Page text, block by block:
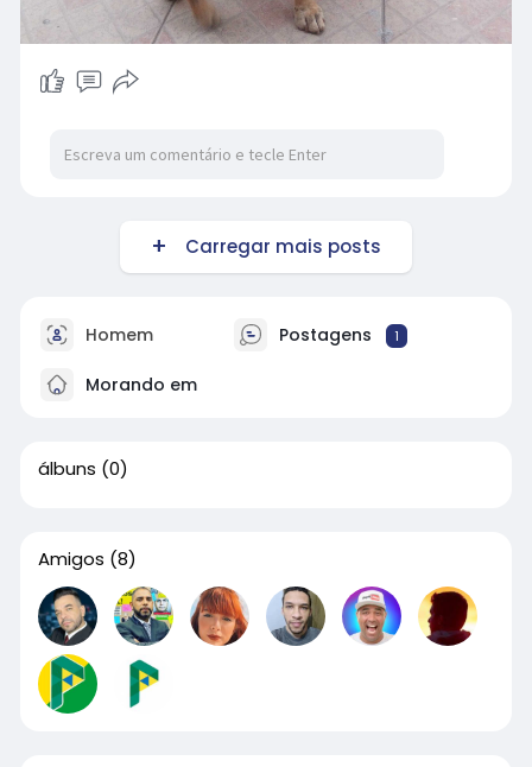
Carregar mais posts
Homem Postagens 1
Morando em
álbuns (0)
Amigos (8)